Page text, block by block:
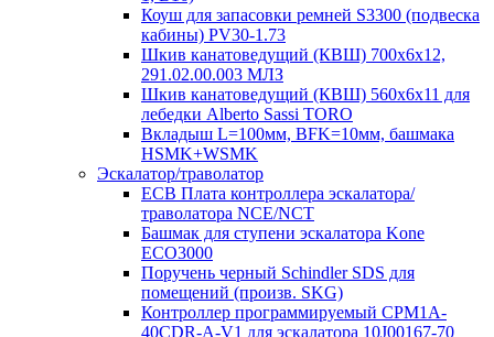
Коуш для запасовки ремней S3300 (подвеска
кабины) PV30-1.73
Шкив канатоведущий (КВШ) 700х6х12,
291.02.00.003 МЛЗ
Шкив канатоведущий (КВШ) 560х6х11 для
лебедки Alberto Sassi TORO
Вкладыш L=100мм, BFK=10мм, башмака
HSMK+WSMK
Эскалатор/траволатор
ECB Плата контроллера эскалатора/
траволатора NCE/NCT
Башмак для ступени эскалатора Kone
ECO3000
Поручень черный Schindler SDS для
помещений (произв. SKG)
Контроллер программируемый CPM1A-
40CDR-A-V1 для эскалатора 10J00167-70